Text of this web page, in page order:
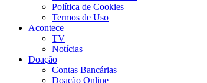
Política de Cookies
Termos de Uso
Acontece
TV
Notícias
Doação
Contas Bancárias
Doação Online